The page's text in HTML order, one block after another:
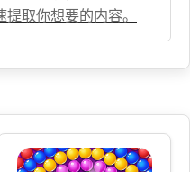
取你想要的内容。